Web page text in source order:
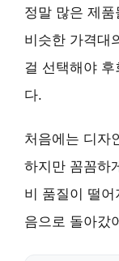
정말 많은 제
비슷한 가격대
걸 선택해야
다.
처음에는 디자
하지만 꼼꼼하
비 품질이 떨
음으로 돌아갔